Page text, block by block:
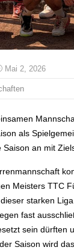
Mai 2, 2026
als
Saison an mit
Meisters TTC
starken
fast
sein dürften
Saison wird